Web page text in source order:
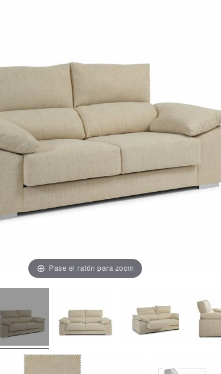
Pase el ratón para zoom